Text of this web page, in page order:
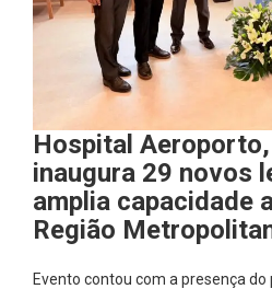
Hospital Aeroporto,
inaugura 29 novos
amplia capacidade
Região
Evento contou com a presença do